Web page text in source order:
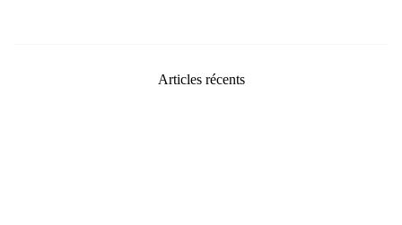
Articles récents